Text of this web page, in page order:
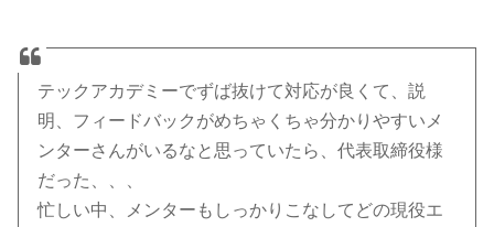
テックアカデミーでずば抜けて対応が良くて、説
明、フィードバックがめちゃくちゃ分かりやすいメ
ンターさんがいるなと思っていたら、代表取締役様
だった、、、
忙しい中、メンターもしっかりこなしてどの現役エ